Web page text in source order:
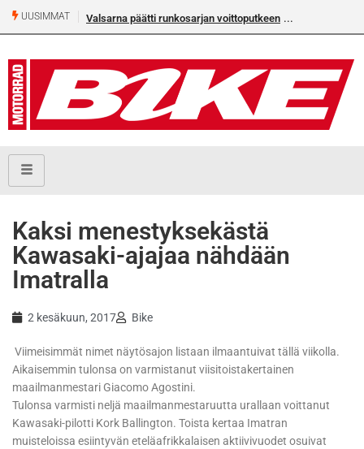
UUSIMMAT Valsarna päätti runkosarjan voittoputkeen
Kaksi menestyksekästä
Kawasaki-ajajaa nähdään
Imatralla
2 kesäkuun, 2017 Bike
Viimeisimmät nimet näytösajon listaan ilmaantuivat tällä viikolla.
Aikaisemmin tulonsa on varmistanut viisitoistakertainen
maailmanmestari Giacomo Agostini.
Tulonsa varmisti neljä maailmanmestaruutta urallaan voittanut
Kawasaki-pilotti Kork Ballington. Toista kertaa Imatran
muisteloissa esiintyvän eteläafrikkalaisen aktiivivuodet osuivat